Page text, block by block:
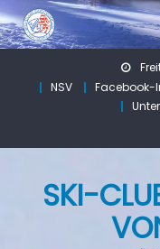
Skip
to
NSV
Facebook-
SKI-